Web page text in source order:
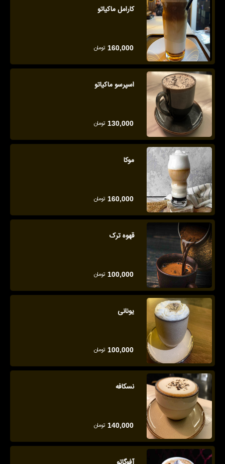
کارامل ماکیاتو
160,000 تومان
اسپرسو ماکیاتو
130,000 تومان
موکا
160,000 تومان
قهوه ترک
100,000 تومان
یونانی
100,000 تومان
نسکافه
140,000 تومان